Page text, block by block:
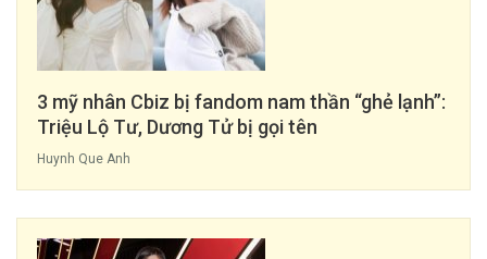
3 mỹ nhân Cbiz bị fandom nam thần “ghẻ lạnh”:
Triệu Lộ Tư, Dương Tử bị gọi tên
Huynh Que Anh